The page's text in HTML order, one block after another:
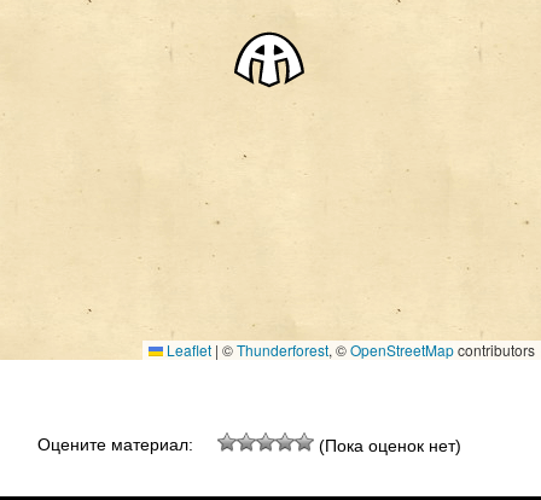
Leaflet | ©Thunderforest, ©OpenStreetMapcontributors
Оцените материал: (Пока оценок нет)